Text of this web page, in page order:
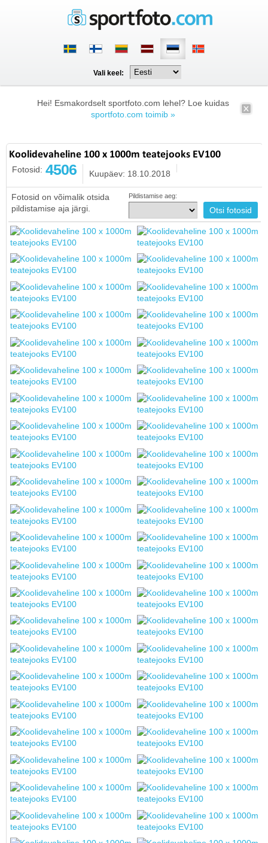
Vali keel:
Hei! Esmakordselt sportfoto.com lehel? Loe kuidas
sportfoto.com toimib »
Koolidevaheline 100 x 1000m teatejooks EV100
Fotosid: 4506 Kuupäev: 18.10.2018
Fotosid on võimalik otsida
pildistamise aja järgi.
Pildistamise aeg: